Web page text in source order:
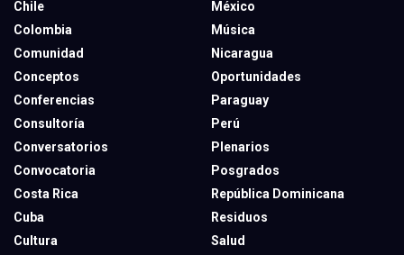
Chile
Colombia
Comunidad
Conceptos
Conferencias
Consultoría
Conversatorios
Convocatoria
Costa Rica
Cuba
Cultura
México
Música
Nicaragua
Oportunidades
Paraguay
Perú
Plenarios
Posgrados
República Dominicana
Residuos
Salud